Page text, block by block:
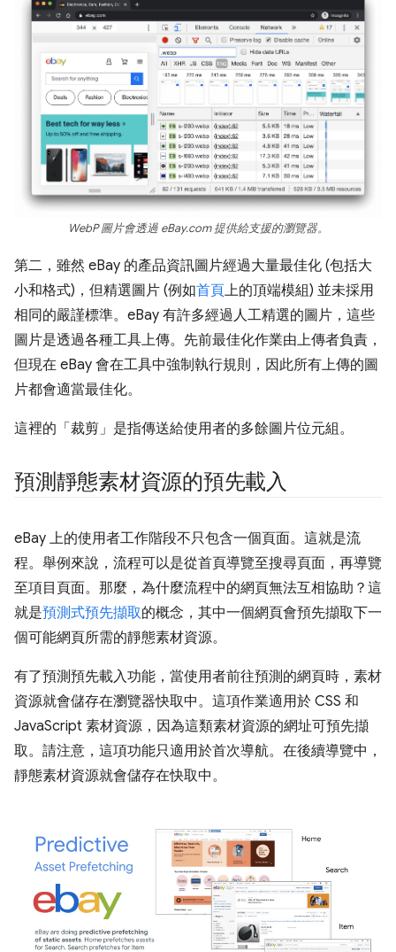
WebP 圖片會透過 eBay.com 提供給支援的瀏覽器。
第二，雖然 eBay 的產品資訊圖片經過大量最佳化 (包括大
小和格式)，但精選圖片 (例如首頁上的頂端模組) 並未採用
相同的嚴謹標準。eBay 有許多經過人工精選的圖片，這些
圖片是透過各種工具上傳。先前最佳化作業由上傳者負責，
但現在 eBay 會在工具中強制執行規則，因此所有上傳的圖
片都會適當最佳化。
這裡的「裁剪」是指傳送給使用者的多餘圖片位元組。
預測靜態素材資源的預先載入
eBay 上的使用者工作階段不只包含一個頁面。這就是流
程。舉例來說，流程可以是從首頁導覽至搜尋頁面，再導覽
至項目頁面。那麼，為什麼流程中的網頁無法互相協助？這
就是預測式預先擷取的概念，其中一個網頁會預先擷取下一
個可能網頁所需的靜態素材資源。
有了預測預先載入功能，當使用者前往預測的網頁時，素材
資源就會儲存在瀏覽器快取中。這項作業適用於 CSS 和
JavaScript 素材資源，因為這類素材資源的網址可預先擷
取。請注意，這項功能只適用於首次導航。在後續導覽中，
靜態素材資源就會儲存在快取中。